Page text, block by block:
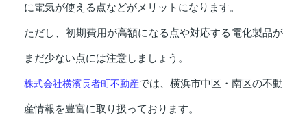
に電気が使える点などがメリットになります。
ただし、初期費用が高額になる点や対応する電化製品が
まだ少ない点には注意しましょう。
株式会社横濱長者町不動産では、横浜市中区・南区の不動
産情報を豊富に取り扱っております。